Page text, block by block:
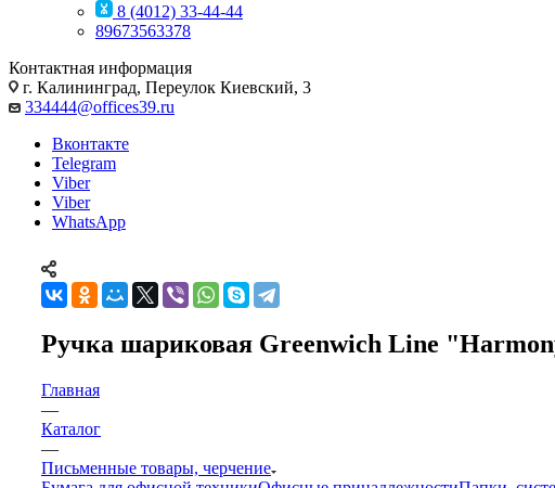
8 (4012) 33-44-44
89673563378
Контактная информация
г. Калининград, Переулок Киевский, 3
334444@offices39.ru
Вконтакте
Telegram
Viber
Viber
WhatsApp
Ручка шариковая Greenwich Line
Главная
—
Каталог
—
Письменные товары, черчение